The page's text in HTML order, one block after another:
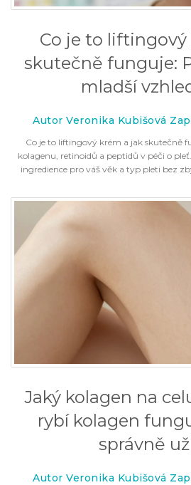
Co je to liftingový
skutečně funguje:
mladší
Autor Veronika Kubišová
Co je to liftingový krém a jak skutečně
kolagenu, retinoidů a peptidů v péči o
ingredience pro váš věk a typ pleti bez
Jaký kolagen na
rybí kolagen
správně
Autor Veronika Kubišová